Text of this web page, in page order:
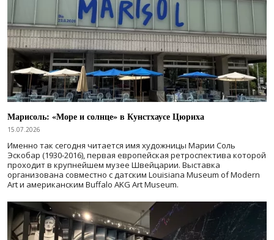
Марисоль: «Море и солнце» в Кунстхаусе Цюриха
15.07.2026
Именно так сегодня читается имя художницы Марии Соль
Эскобар (1930-2016), первая европейская ретроспектива которой
проходит в крупнейшем музее Швейцарии. Выставка
организована совместно с датским Louisiana Museum of Modern
Art и американским Buffalo AKG Art Museum.